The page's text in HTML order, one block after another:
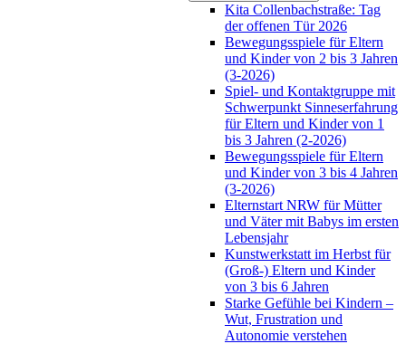
Kita Collenbachstraße: Tag
der offenen Tür 2026
Bewegungsspiele für Eltern
und Kinder von 2 bis 3 Jahren
(3-2026)
Spiel- und Kontaktgruppe mit
Schwerpunkt Sinneserfahrung
für Eltern und Kinder von 1
bis 3 Jahren (2-2026)
Bewegungsspiele für Eltern
und Kinder von 3 bis 4 Jahren
(3-2026)
Elternstart NRW für Mütter
und Väter mit Babys im ersten
Lebensjahr
Kunstwerkstatt im Herbst für
(Groß-) Eltern und Kinder
von 3 bis 6 Jahren
Starke Gefühle bei Kindern –
Wut, Frustration und
Autonomie verstehen